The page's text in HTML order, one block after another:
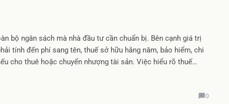
bộ ngân sách mà nhà đầu tư cần chuẩn bị. Bên cạnh giá trị
tính đến phí sang tên, thuế sở hữu hằng năm, bảo hiểm, chi
cho thuê hoặc chuyển nhượng tài sản. Việc hiểu rõ thuế…
0